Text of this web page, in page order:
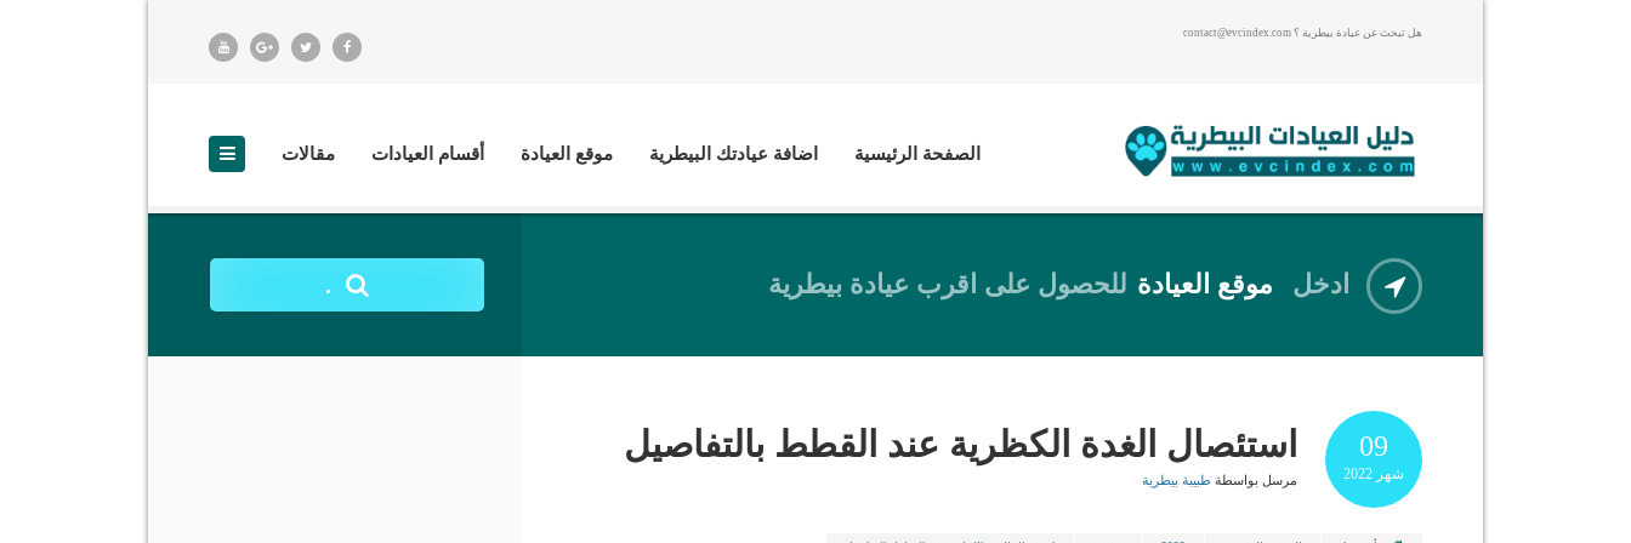
هل تبحث عن عيادة بيطرية ؟ contact@evcindex.com
الصفحة الرئيسية اضافة عيادتك البيطرية موقع العيادة أقسام العيادات مقالات
ادخل موقع العيادة للحصول على اقرب عيادة بيطرية .
09
شهر 2022
استئصال الغدة الكظرية عند القطط بالتفاصيل
مرسل بواسطة طبيبة بيطرية